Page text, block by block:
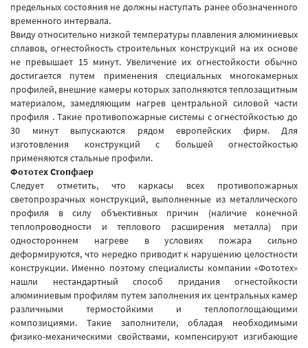
предельных состояния не должны наступать ранее обозначенного
временного интервала.
Ввиду относительно низкой температуры плавления алюминиевых
сплавов, огнестойкость строительных конструкций на их основе
не превышает 15 минут. Увеличение их огнестойкости обычно
достигается путем применения специальных многокамерных
профилей, внешние камеры которых заполняются теплозащитным
материалом, замедляющим нагрев центральной силовой части
профиля . Такие противопожарные системы с огнестойкостью до
30 минут выпускаются рядом европейских фирм. Для
изготовления конструкций с большей огнестойкостью
применяются стальные профили.
Фототех Стопфаер
Следует отметить, что каркасы всех противопожарных
светопрозрачных конструкций, выполненные из металлического
профиля в силу объективных причин (наличие конечной
теплопроводности и теплового расширения металла) при
одностороннем нагреве в условиях пожара сильно
деформируются, что нередко приводит к нарушению целостности
конструкции. Именно поэтому специалисты компании «Фототех»
нашли нестандартный способ придания огнестойкости
алюминиевым профилям путем заполнения их центральных камер
различными термостойкими и теплопоглощающими
композициями. Такие заполнители, обладая необходимыми
физико-механическими свойствами, компенсируют изгибающие